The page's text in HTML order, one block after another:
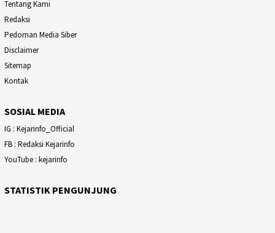
Tentang Kami
Redaksi
Pedoman Media Siber
Disclaimer
Sitemap
Kontak
SOSIAL MEDIA
IG : Kejarinfo_Official
FB : Redaksi Kejarinfo
YouTube : kejarinfo
STATISTIK PENGUNJUNG